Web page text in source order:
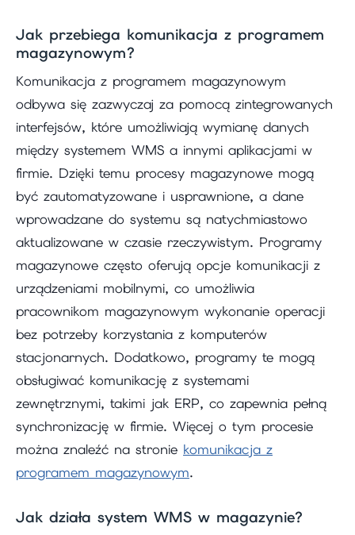
Jak przebiega komunikacja z programem
magazynowym?
Komunikacja z programem magazynowym
odbywa się zazwyczaj za pomocą zintegrowanych
interfejsów, które umożliwiają wymianę danych
między systemem WMS a innymi aplikacjami w
firmie. Dzięki temu procesy magazynowe mogą
być zautomatyzowane i usprawnione, a dane
wprowadzane do systemu są natychmiastowo
aktualizowane w czasie rzeczywistym. Programy
magazynowe często oferują opcje komunikacji z
urządzeniami mobilnymi, co umożliwia
pracownikom magazynowym wykonanie operacji
bez potrzeby korzystania z komputerów
stacjonarnych. Dodatkowo, programy te mogą
obsługiwać komunikację z systemami
zewnętrznymi, takimi jak ERP, co zapewnia pełną
synchronizację w firmie. Więcej o tym procesie
można znaleźć na stronie komunikacja z
programem magazynowym.
Jak działa system WMS w magazynie?